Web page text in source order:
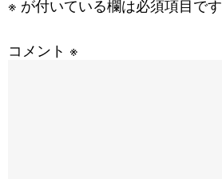
※ が付いている欄は必須項目です
コメント ※